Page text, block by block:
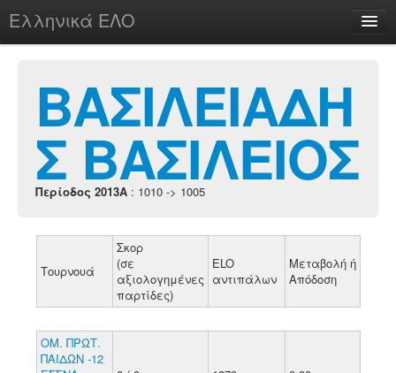
Ελληνικά ΕΛΟ
chesstu.be @ discord
Login
ΒΑΣΙΛΕΙΑΔΗ
Σ ΒΑΣΙΛΕΙΟΣ
Περίοδος 2013A : 1010 -> 1005
Τουρνουά
Σκορ
(σε
αξιολογημένες
παρτίδες)
ELO
αντιπάλων
Μεταβολή ή
Απόδοση
ΟΜ. ΠΡΩΤ.
ΠΑΙΔΩΝ -12